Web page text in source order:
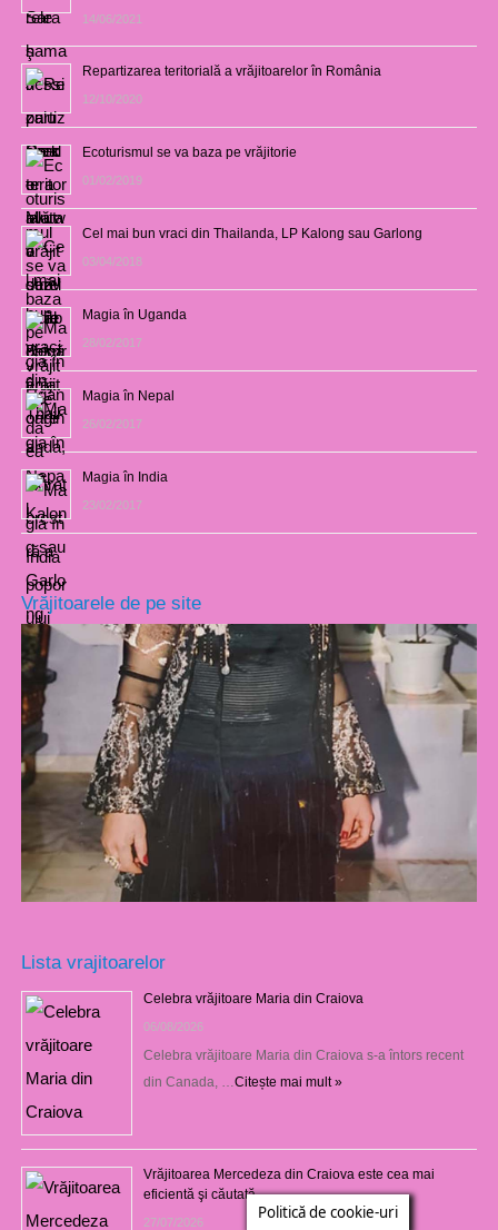
14/06/2021
Repartizarea teritorială a vrăjitoarelor în România
12/10/2020
Ecoturismul se va baza pe vrăjitorie
01/02/2019
Cel mai bun vraci din Thailanda, LP Kalong sau Garlong
03/04/2018
Magia în Uganda
28/02/2017
Magia în Nepal
26/02/2017
Magia în India
23/02/2017
Vrăjitoarele de pe site
Lista vrajitoarelor
Celebra vrăjitoare Maria din Craiova
06/08/2026
Celebra vrăjitoare Maria din Craiova s-a întors recent
din Canada, … Citește mai mult »
Vrăjitoarea Mercedeza din Craiova este cea mai
eficientă şi căutată
27/07/2026 Politică de cookie-uri